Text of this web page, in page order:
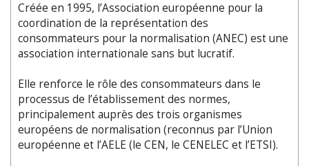
Créée en 1995, l’Association européenne pour la
coordination de la représentation des
consommateurs pour la normalisation (ANEC) est une
association internationale sans but lucratif.
Elle renforce le rôle des consommateurs dans le
processus de l’établissement des normes,
principalement auprès des trois organismes
européens de normalisation (reconnus par l’Union
européenne et l’AELE (le CEN, le CENELEC et l’ETSI).